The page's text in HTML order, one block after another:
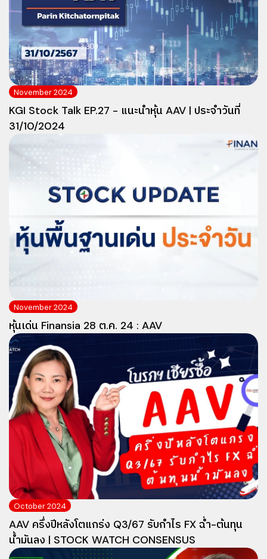
November 2024
KGI Stock Talk EP.27 - แนะนำหุ้น AAV | ประจำวันที่
31/10/2024
November 2024
หุ้นเด่น Finansia 28 ต.ค. 24 : AAV
October 2024
AAV ครึ่งปีหลังโตแกร่ง Q3/67 รับกำไร FX ฉ่ำ-ต้นทุน
น้ำมันลง | STOCK WATCH CONSENSUS